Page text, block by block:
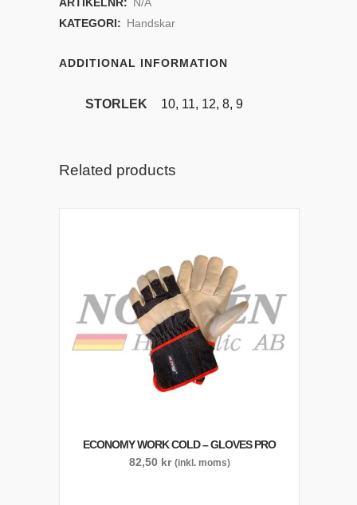
KATEGORI: Handskar
ADDITIONAL INFORMATION
STORLEK 10, 11, 12, 8, 9
Related products
ECONOMY WORK COLD – GLOVES PRO
82,50 kr (inkl. moms)